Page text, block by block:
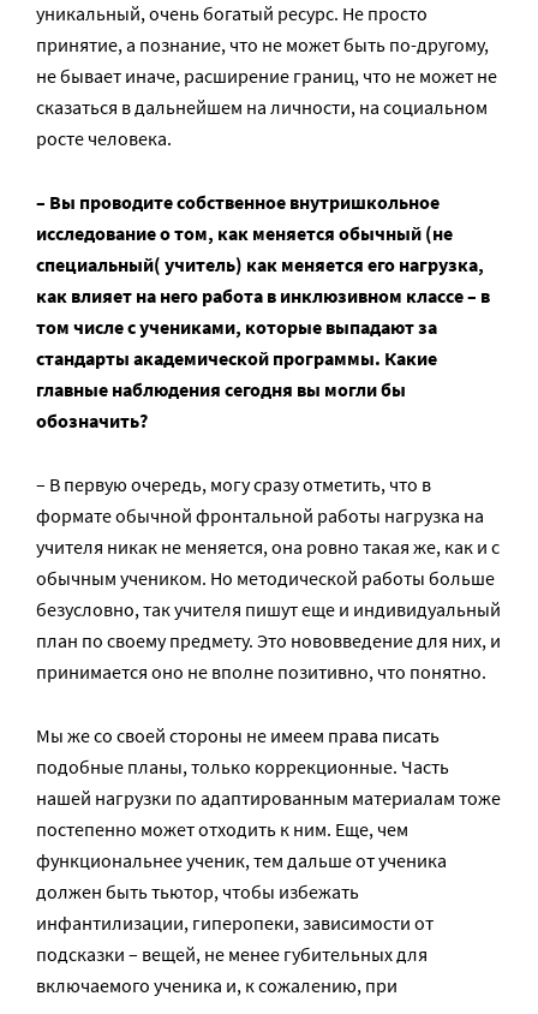
уникальный, очень богатый ресурс. Не просто
принятие, а познание, что не может быть по-другому,
не бывает иначе, расширение границ, что не может не
сказаться в дальнейшем на личности, на социальном
росте человека.
– Вы проводите собственное внутришкольное
исследование о том, как меняется обычный (не
специальный( учитель) как меняется его нагрузка,
как влияет на него работа в инклюзивном классе – в
том числе с учениками, которые выпадают за
стандарты академической программы. Какие
главные наблюдения сегодня вы могли бы
обозначить?
– В первую очередь, могу сразу отметить, что в
формате обычной фронтальной работы нагрузка на
учителя никак не меняется, она ровно такая же, как и с
обычным учеником. Но методической работы больше
безусловно, так учителя пишут еще и индивидуальный
план по своему предмету. Это нововведение для них, и
принимается оно не вполне позитивно, что понятно.
Мы же со своей стороны не имеем права писать
подобные планы, только коррекционные. Часть
нашей нагрузки по адаптированным материалам тоже
постепенно может отходить к ним. Еще, чем
функциональнее ученик, тем дальше от ученика
должен быть тьютор, чтобы избежать
инфантилизации, гиперопеки, зависимости от
подсказки – вещей, не менее губительных для
включаемого ученика и, к сожалению, при